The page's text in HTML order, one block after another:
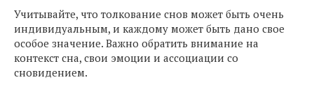
Учитывайте, что толкование снов может быть очень
индивидуальным, и каждому может быть дано свое
особое значение. Важно обратить внимание на
контекст сна, свои эмоции и ассоциации со
сновидением.